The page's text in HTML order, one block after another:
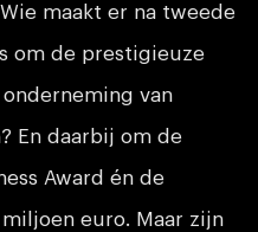
maakt er na tweede
om de prestigieuze
van
En daarbij om de
Award én de
euro. Maar zijn